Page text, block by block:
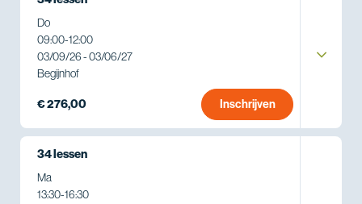
Do
09:00-12:00
03/09/26 - 03/06/27
Begijnhof
€ 276,00 Inschrijven
34 lessen
Ma
13:30-16:30